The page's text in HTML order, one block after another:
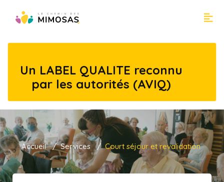
Un LABEL QUALITE reconnu
par les autorités (AVIQ)
Accueil Services Court séjour et revalidation